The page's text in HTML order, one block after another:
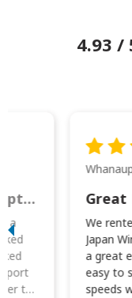
4.93 /
This was wonderful option to a family of four. Everything worked smoothly.
a
to
We
Japan
a great
easy to
speeds